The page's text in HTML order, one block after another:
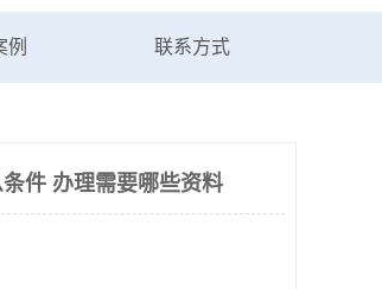
例 联系方式
件 办理需要哪些资料